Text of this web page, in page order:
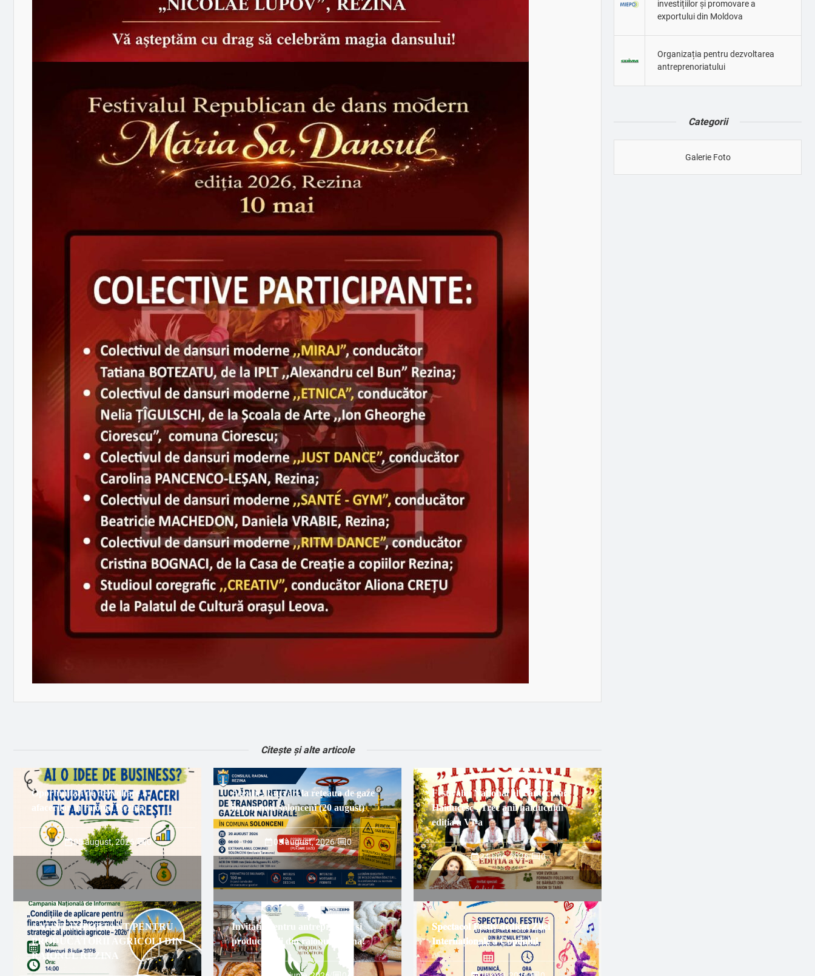
Citește și alte articole
Oportunități de dezvoltare a
afacerilor în raionul Rezina
05 august, 2026 0
Atenție! Lucrări la rețeaua de gaze
în comuna Solonceni (20 august)
03 august, 2026/ 0
Festivalul Național al Cântecului
Haiducesc „Trec anii haiducului” –
ediția a VI-a
24 iulie, 2026/ 0
ANUNȚ IMPORTANT PENTRU
PRODUCĂTORII AGRICOLI DIN
RAIONUL REZINA
Invitație pentru antreprenorii și
producătorii din raionul Rezina!
𝐒𝐩𝐞𝐜𝐭𝐚𝐜𝐨𝐥 𝐅𝐞𝐬𝐭𝐢𝐯 𝐝𝐞𝐝𝐢𝐜𝐚𝐭 𝐙𝐢𝐥𝐞𝐢
𝐈𝐧𝐭𝐞𝐫𝐧𝐚ț𝐢𝐨𝐧𝐚𝐥𝐞 𝐚 𝐂𝐨𝐩𝐢𝐥𝐮𝐥𝐮𝐢
investițiilor și promovare a
exportului din Moldova
Organizația pentru dezvoltarea
antreprenoriatului
Categorii
Galerie Foto